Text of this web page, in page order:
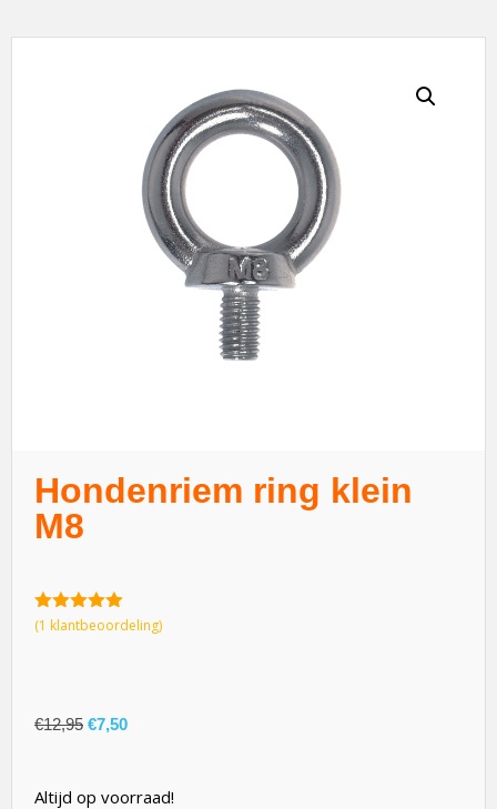
Hondenriem ring klein
M8
5.00van 5
(1 klantbeoordeling)
€12,95 €7,50
Altijd op voorraad!